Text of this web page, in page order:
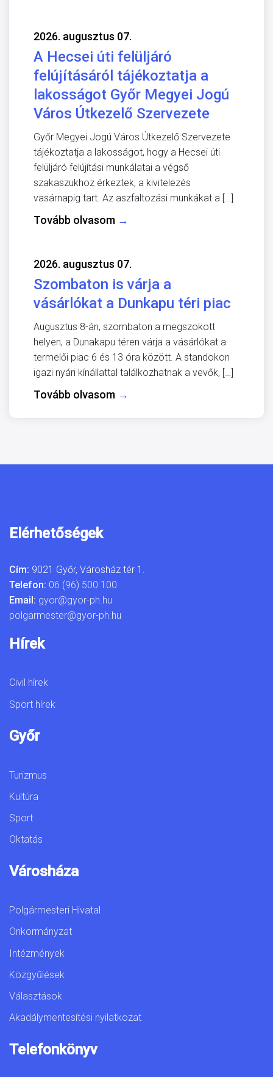
2026. augusztus 07.
A Hecsei úti felüljáró
felújításáról tájékoztatja a
lakosságot Győr Megyei Jogú
Város Útkezelő Szervezete
Győr Megyei Jogú Város Útkezelő Szervezete
tájékoztatja a lakosságot, hogy a Hecsei úti
felüljáró felújítási munkálatai a végső
szakaszukhoz érkeztek, a kivitelezés
vasárnapig tart. Az aszfaltozási munkákat a […]
Tovább olvasom →
2026. augusztus 07.
Szombaton is várja a
vásárlókat a Dunkapu téri piac
Augusztus 8-án, szombaton a megszokott
helyen, a Dunakapu téren várja a vásárlókat a
termelői piac 6 és 13 óra között. A standokon
igazi nyári kínállattal találkozhatnak a vevők, […]
Tovább olvasom →
Elérhetőségek
Cím: 9021 Győr, Városház tér 1.
Telefon: 06 (96) 500 100
Email: gyor@gyor-ph.hu
polgarmester@gyor-ph.hu
Hírek
Civil hírek
Sport hírek
Győr
Turizmus
Kultúra
Sport
Oktatás
Városháza
Polgármesteri Hivatal
Önkormányzat
Intézmények
Közgyűlések
Választások
Akadálymentesítési nyilatkozat
Telefonkönyv